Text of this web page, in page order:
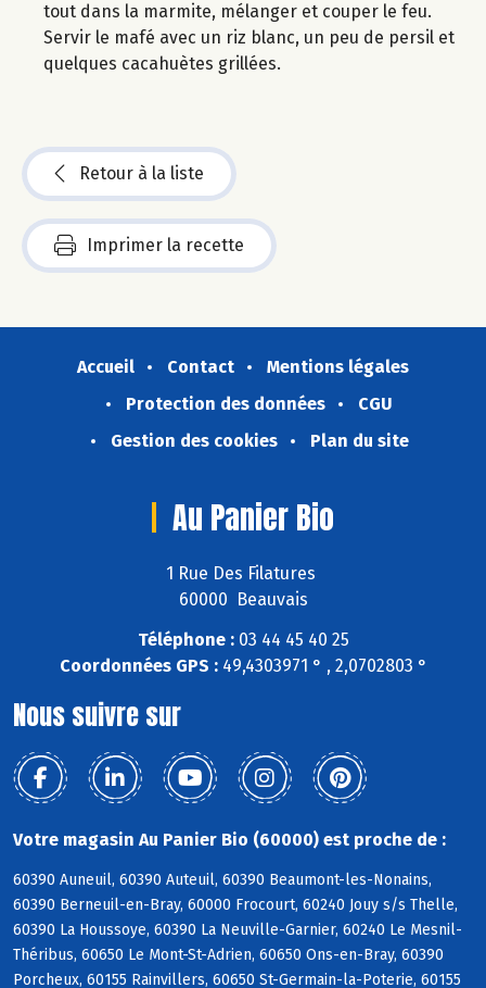
tout dans la marmite, mélanger et couper le feu.
Servir le mafé avec un riz blanc, un peu de persil et
quelques cacahuètes grillées.
Retour à la liste
Imprimer la recette
Accueil Contact
Mentions légales
Protection des données
CGU
Gestion des cookies
Plan du site
Au Panier Bio
1 Rue Des Filatures
60000 Beauvais
Téléphone :03 44 45 40 25
Coordonnées GPS :49,4303971 ° , 2,0702803 °
Nous suivre sur
Votre magasin Au Panier Bio (60000) est proche de :
60390 Auneuil, 60390 Auteuil, 60390 Beaumont-les-Nonains,
60390 Berneuil-en-Bray, 60000 Frocourt, 60240 Jouy s/s Thelle,
60390 La Houssoye, 60390 La Neuville-Garnier, 60240 Le Mesnil-
Théribus, 60650 Le Mont-St-Adrien, 60650 Ons-en-Bray, 60390
Porcheux, 60155 Rainvillers, 60650 St-Germain-la-Poterie, 60155